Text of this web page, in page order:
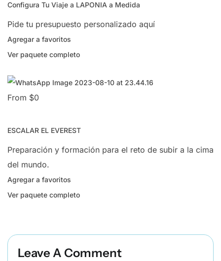
Configura Tu Viaje a LAPONIA a Medida
Pide tu presupuesto personalizado aquí
Agregar a favoritos
Ver paquete completo
From $0
ESCALAR EL EVEREST
Preparación y formación para el reto de subir a la cima
del mundo.
Agregar a favoritos
Ver paquete completo
Leave A Comment